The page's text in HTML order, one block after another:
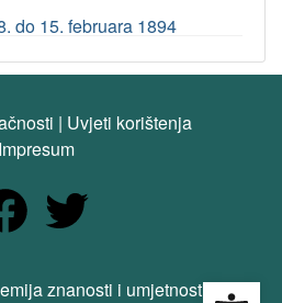
do 15. februara 1894
| Uvjeti korištenja
Impresum
znanosti i umjetnosti. Sva